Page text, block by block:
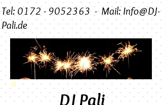
Tel: 0172 - 9052363 - Mail: Info@DJ-
Pali.de
DJ Pali